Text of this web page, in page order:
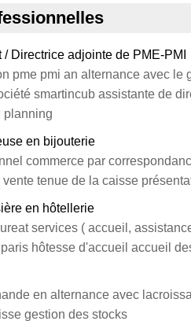
Directrice adjointe de PME-PMI
pme pmi an alternance avec le
smartincub assistante de
planning
en bijouterie
commerce par
tenue de la caisse
en hôtellerie
services ( accueil,
hôtesse d'accueil accueil
en alternance avec
gestion des stocks